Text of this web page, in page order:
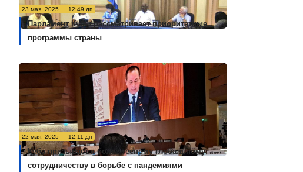
23 мая, 2025 12:49 дп
Парламент Кубы рассматривает приоритетные
программы страны
22 мая, 2025 12:11 дп
Куба призывает к более тесному глобальному
сотрудничеству в борьбе с пандемиями